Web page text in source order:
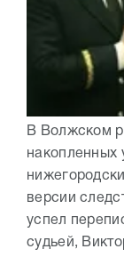
В Волжском
накопленных
версии
успел
судьей,